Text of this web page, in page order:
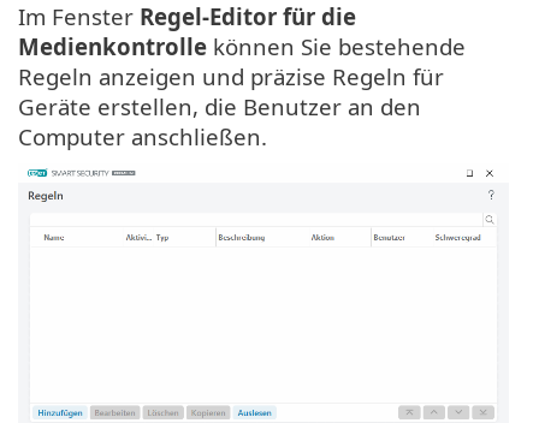
Im Fenster Regel-Editor für die
Medienkontrolle können Sie bestehende
Regeln anzeigen und präzise Regeln für
Geräte erstellen, die Benutzer an den
Computer anschließen.